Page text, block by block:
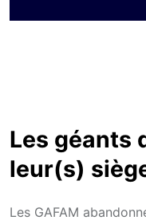
Les géants
leur(s)
Les GAFAM